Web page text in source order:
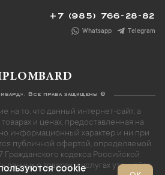
+7 (985) 766-28-82
Whatsapp Telegram
Все права защищены ©
на то, что данный интернет-сайт, а
и ценах, предоставленная на
информационный характер и ни при
публичной офертой, определяемой
кодекса Российской
данных о товарах и услугах уточняйте
cookie